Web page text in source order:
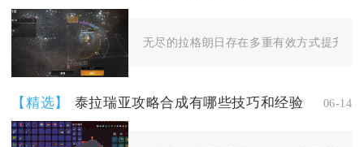
无尽的拉格朗日存在多重有效方式提升舰
【精选】 泰拉瑞亚攻略合成有哪些技巧和经验 06-14